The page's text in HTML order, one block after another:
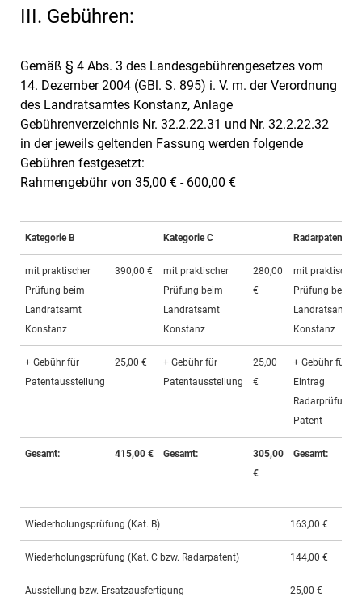
III. Gebühren:
Gemäß § 4 Abs. 3 des Landesgebührengesetzes vom
14. Dezember 2004 (GBl. S. 895) i. V. m. der Verordnung
des Landratsamtes Konstanz, Anlage
Gebührenverzeichnis Nr. 32.2.22.31 und Nr. 32.2.22.32
in der jeweils geltenden Fassung werden folgende
Gebühren festgesetzt:
Rahmengebühr von 35,00 € - 600,00 €
Kategorie B Kategorie C
mit praktischer
Prüfung beim
Landratsamt
Konstanz
390,00 €
mit praktischer
Prüfung beim
Landratsamt
Konstanz
280,00
€
mit praktischer
Prüfung beim
Landratsamt
Konstanz
+ Gebühr für
Patentausstellung
25,00 €
+ Gebühr für
Patentausstellung
25,00
€
+ Gebühr für
Eintrag
Radarprüfung
Patent
Gesamt: 415,00 € Gesamt:
305,00
€
Gesamt:
Wiederholungsprüfung (Kat. B) 163,00 €
Wiederholungsprüfung (Kat. C bzw. Radarpatent) 144,00 €
Ausstellung bzw. Ersatzausfertigung 25,00 €